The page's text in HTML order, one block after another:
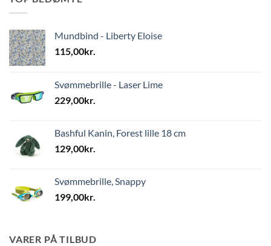
Mundbind - Liberty Eloise
115,00kr.
Svømmebrille - Laser Lime
229,00kr.
Bashful Kanin, Forest lille 18 cm
129,00kr.
Svømmebrille, Snappy
199,00kr.
VARER PÅ TILBUD